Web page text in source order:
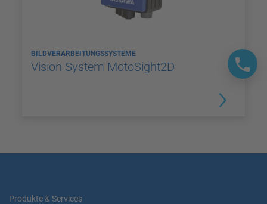
BILDVERARBEITUNGSSYSTEME
Vision System MotoSight2D
Produkte & Services